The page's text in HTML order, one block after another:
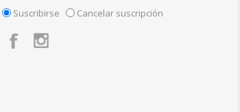
Suscribirse Cancelar suscripción